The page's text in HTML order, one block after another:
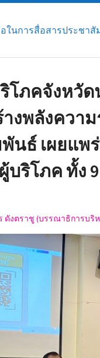
การสื่อสารประชา
โภคจังหวั
งพลังควา
นธ์ เผยแพ
บริโภค ทั้ง
ดังตราชู (บรรณาธิการบริ